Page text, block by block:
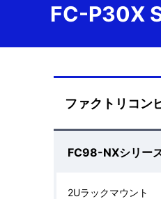
ト
FC-P30X
ロ
ー
カ
ル
ファクトリコン
FC98-NXシリー
2Uラックマウント